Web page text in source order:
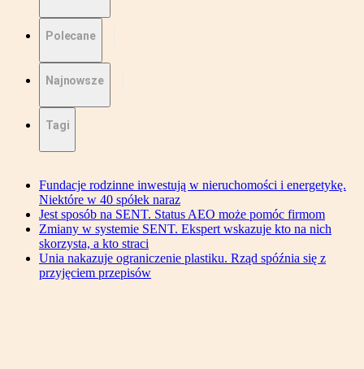
Polecane
Najnowsze
Tagi
Fundacje rodzinne inwestują w nieruchomości i energetykę.
Niektóre w 40 spółek naraz
Jest sposób na SENT. Status AEO może pomóc firmom
Zmiany w systemie SENT. Ekspert wskazuje kto na nich
skorzysta, a kto straci
Unia nakazuje ograniczenie plastiku. Rząd spóźnia się z
przyjęciem przepisów